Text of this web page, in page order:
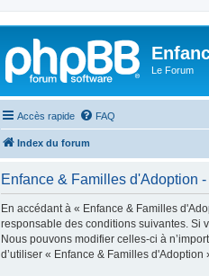
Le Forum
Accès rapide FAQ
Index du forum
Enfance & Familles d'Adoption
En accédant à « Enfance & Familles
responsable des conditions suivantes. Si
Nous pouvons modifier celles-ci à
d’utiliser « Enfance & Familles